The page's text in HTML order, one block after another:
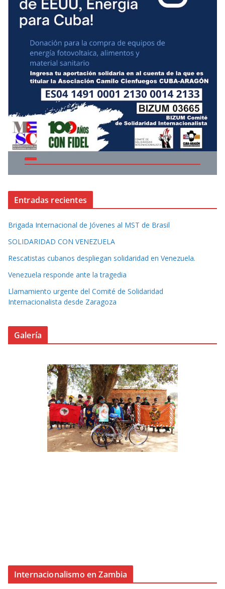
Entradas recientes
Brigada Internacional de Jóvenes al MST de Brasil
SOLIDARIDAD CON VENEZUELA
Rescatistas cubanos despliegan solidaridad en Venezuela.
Venezuela responde ante la tragedia
Llamamiento urgente del Comité de Solidaridad
Internacionalista desde Zaragoza
Galería
Internacionalismo en Zambia